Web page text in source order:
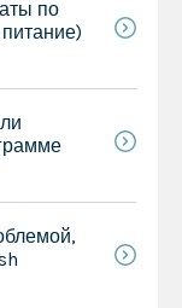
по